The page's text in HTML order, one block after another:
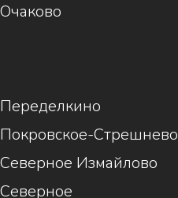
Очаково
Переделкино
Покровское-Стрешнево
Северное Измайлово
Северное